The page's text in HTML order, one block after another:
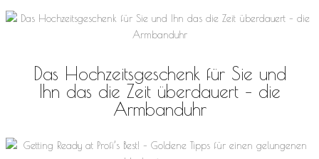
Das Hochzeitsgeschenk für Sie und
Ihn das die Zeit überdauert – die
Armbanduhr